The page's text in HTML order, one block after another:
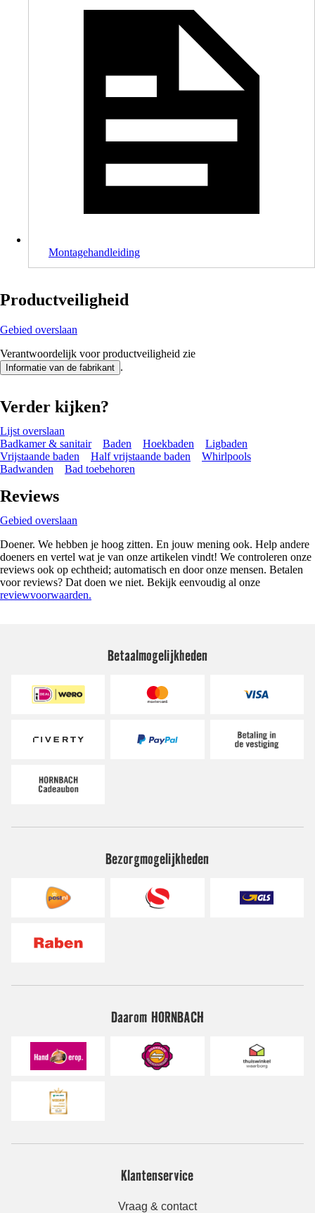
Montagehandleiding
Productveiligheid
Gebied overslaan
Verantwoordelijk voor productveiligheid zie
Informatie van de fabrikant .
Verder kijken?
Lijst overslaan
Badkamer & sanitair
Baden Hoekbaden
Ligbaden
Vrijstaande baden
Half vrijstaande baden
Whirlpools
Badwanden
Bad toebehoren
Reviews
Gebied overslaan
Doener. We hebben je hoog zitten. En jouw mening ook. Help andere
doeners en vertel wat je van onze artikelen vindt! We controleren onze
reviews ook op echtheid; automatisch en door onze mensen. Betalen
voor reviews? Dat doen we niet. Bekijk eenvoudig al onze
reviewvoorwaarden.
Betaalmogelijkheden
Bezorgmogelijkheden
Daarom HORNBACH
Klantenservice
Vraag & contact